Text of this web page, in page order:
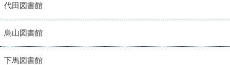
代田図書館
烏山図書館
下馬図書館